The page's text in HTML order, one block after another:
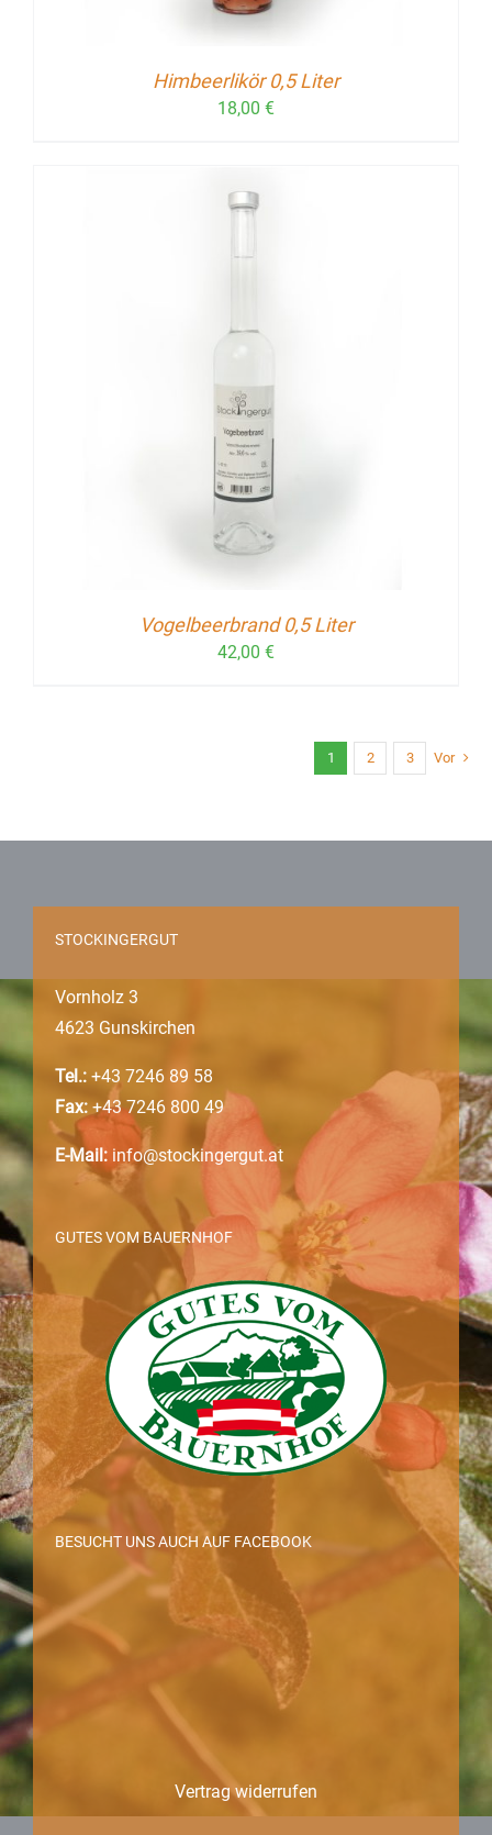
Himbeerlikör 0,5 Liter
18,00 €
Vogelbeerbrand 0,5 Liter
42,00 €
1 2 3 Vor
STOCKINGERGUT
Vornholz 3
4623 Gunskirchen
Tel.: +43 7246 89 58
Fax: +43 7246 800 49
E-Mail: info@stockingergut.at
GUTES VOM BAUERNHOF
BESUCHT UNS AUCH AUF FACEBOOK
Vertrag widerrufen